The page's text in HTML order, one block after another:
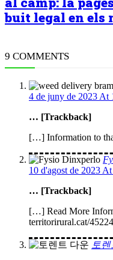
buit legal en els
9 COMMENTS
4 de juny de 2023 At
… [Trackback]
[…] Information to
10 d'agost de 2023
… [Trackback]
[…] Read More
territorirural.cat/
토